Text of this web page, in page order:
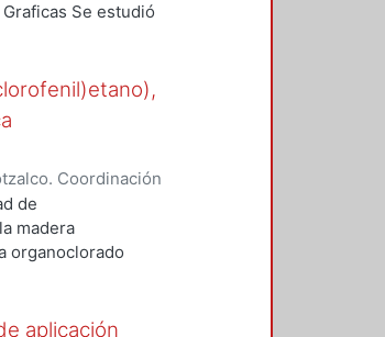
Se estudió
Gráfica. Se
y
y se
algoritmo
reportan los
Coordinación
de
madera
organoclorado
aplicación